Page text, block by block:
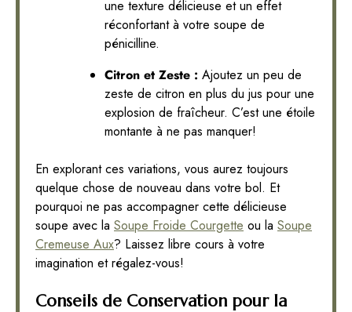
une texture délicieuse et un effet
réconfortant à votre soupe de
pénicilline.
Citron et Zeste : Ajoutez un peu de
zeste de citron en plus du jus pour une
explosion de fraîcheur. C’est une étoile
montante à ne pas manquer!
En explorant ces variations, vous aurez toujours
quelque chose de nouveau dans votre bol. Et
pourquoi ne pas accompagner cette délicieuse
soupe avec la Soupe Froide Courgette ou la Soupe
Cremeuse Aux? Laissez libre cours à votre
imagination et régalez-vous!
Conseils de Conservation pour la